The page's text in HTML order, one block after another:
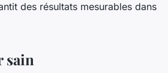
des résultats mesurables dans
sain